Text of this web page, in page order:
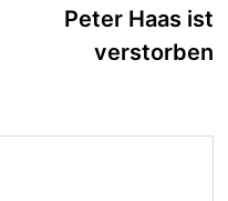
Peter Haas ist
verstorben